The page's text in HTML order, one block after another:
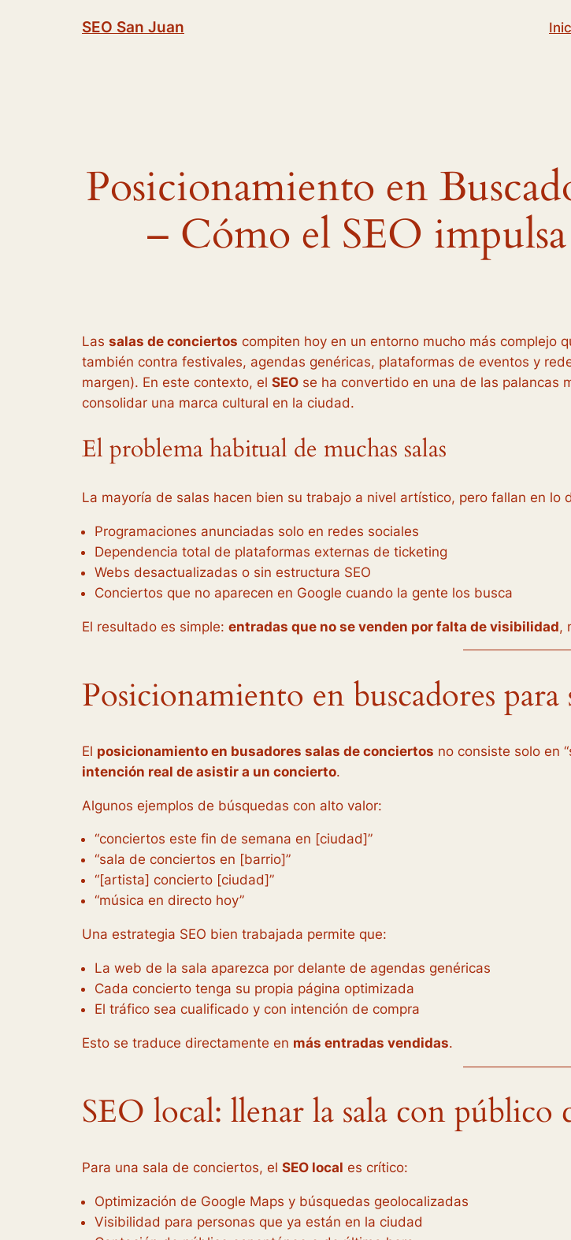
SEO San Juan
Posicionamiento en
– Cómo el SEO
Las salas de conciertos compiten hoy en un entorno mucho más complejo
también contra festivales, agendas genéricas, plataformas de eventos y
margen). En este contexto, el SEO se ha convertido en una de las palancas
consolidar una marca cultural en la ciudad.
El problema habitual de muchas salas
La mayoría de salas hacen bien su trabajo a nivel artístico, pero fallan en lo
Programaciones anunciadas solo en redes sociales
Dependencia total de plataformas externas de ticketing
Webs desactualizadas o sin estructura SEO
Conciertos que no aparecen en Google cuando la gente los busca
El resultado es simple: entradas que no se venden por falta de visibilidad,
Posicionamiento en buscadores para
El posicionamiento en busadores salas de conciertos no consiste solo en
intención real de asistir a un concierto.
Algunos ejemplos de búsquedas con alto valor:
“conciertos este fin de semana en [ciudad]”
“sala de conciertos en [barrio]”
“[artista] concierto [ciudad]”
“música en directo hoy”
Una estrategia SEO bien trabajada permite que:
La web de la sala aparezca por delante de agendas genéricas
Cada concierto tenga su propia página optimizada
El tráfico sea cualificado y con intención de compra
Esto se traduce directamente en más entradas vendidas.
SEO local: llenar la sala con público
Para una sala de conciertos, el SEO local es crítico:
Optimización de Google Maps y búsquedas geolocalizadas
Visibilidad para personas que ya están en la ciudad